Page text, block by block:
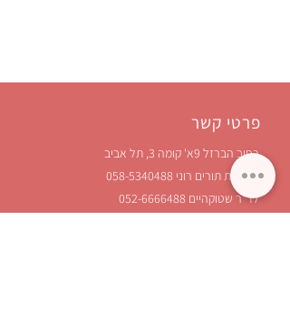
פרטי קשר
רחוב הברזל 9א' קומה 3, תל אביב
לקביעת תורים רוני 058-5340488
לד"ר שטוקהיים 052-6666488